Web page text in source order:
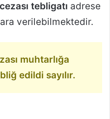
cezası tebligatı adrese
verilebilmektedir.
muhtarlığa
edildi sayılır.